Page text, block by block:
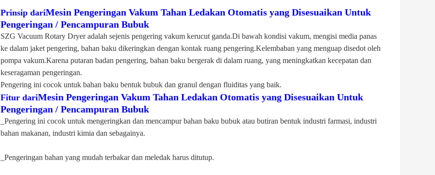
Prinsip dariMesin Pengeringan Vakum Tahan Ledakan Otomatis yang Disesuaikan Untuk
Pengeringan / Pencampuran Bubuk
SZG Vacuum Rotary Dryer adalah sejenis pengering vakum kerucut ganda.Di bawah kondisi vakum, mengisi media panas
ke dalam jaket pengering, bahan baku dikeringkan dengan kontak ruang pengering.Kelembaban yang menguap disedot oleh
pompa vakum.Karena putaran badan pengering, bahan baku bergerak di dalam ruang, yang meningkatkan kecepatan dan
keseragaman pengeringan.
Pengering ini cocok untuk bahan baku bentuk bubuk dan granul dengan fluiditas yang baik.
Fitur dariMesin Pengeringan Vakum Tahan Ledakan Otomatis yang Disesuaikan Untuk
Pengeringan / Pencampuran Bubuk
_Pengering ini cocok untuk mengeringkan dan mencampur bahan baku bubuk atau butiran bentuk industri farmasi, industri
bahan makanan, industri kimia dan sebagainya.
_Pengeringan bahan yang mudah terbakar dan meledak harus ditutup.